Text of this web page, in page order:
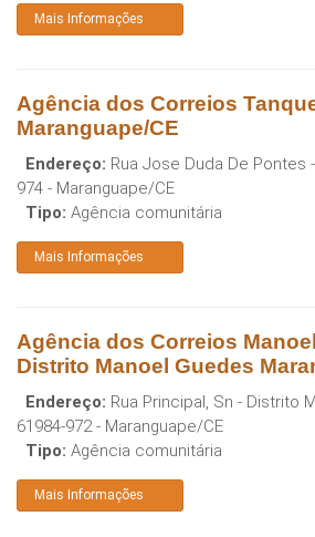
Mais Informações
Agência dos Correios
Maranguape/CE
Endereço: Rua Jose Duda De Pontes
974 - Maranguape/CE
Tipo: Agência comunitária
Mais Informações
Agência dos Correios
Distrito Manoel Guedes
Endereço: Rua Principal, Sn - Distrito
61984-972- Maranguape/CE
Tipo: Agência comunitária
Mais Informações